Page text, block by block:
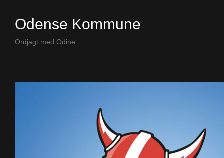
Odense Kommune
Ordjagt med Odine